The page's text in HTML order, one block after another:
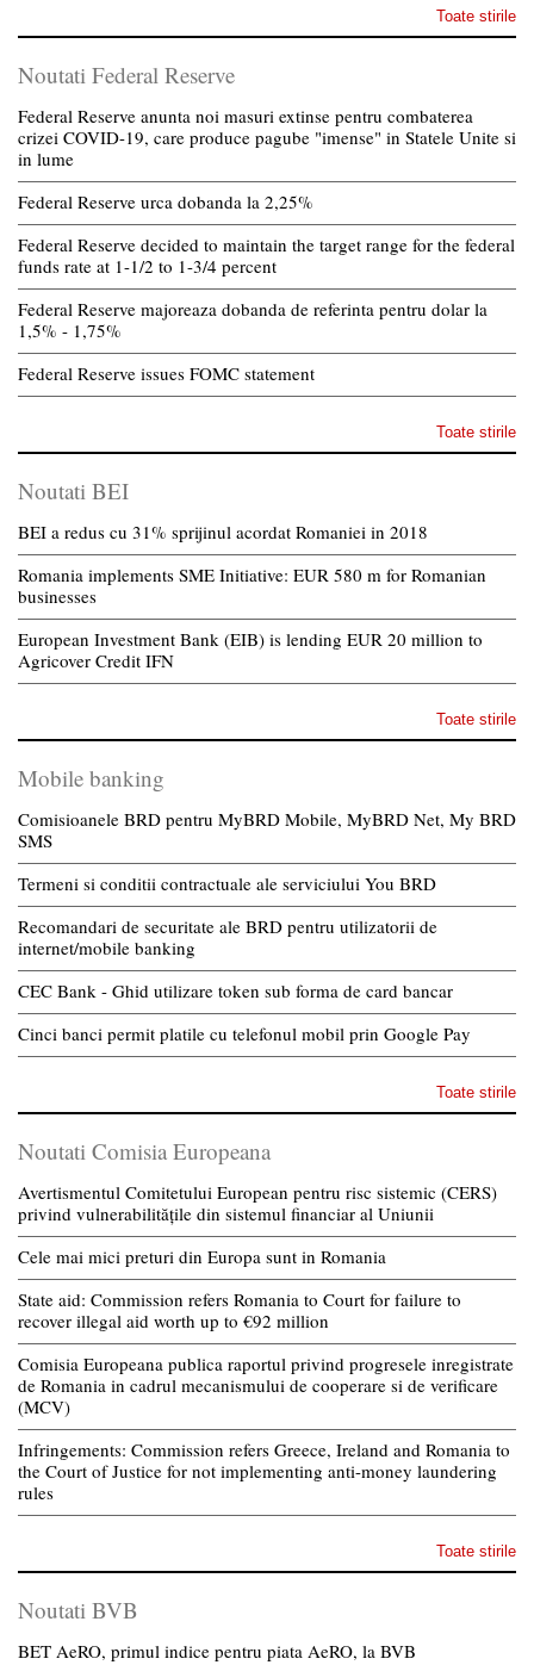
Toate stirile
Noutati Federal Reserve
Federal Reserve anunta noi masuri extinse pentru combaterea
crizei COVID-19, care produce pagube "imense" in Statele Unite si
in lume
Federal Reserve urca dobanda la 2,25%
Federal Reserve decided to maintain the target range for the federal
funds rate at 1-1/2 to 1-3/4 percent
Federal Reserve majoreaza dobanda de referinta pentru dolar la
1,5% - 1,75%
Federal Reserve issues FOMC statement
Toate stirile
Noutati BEI
BEI a redus cu 31% sprijinul acordat Romaniei in 2018
Romania implements SME Initiative: EUR 580 m for Romanian
businesses
European Investment Bank (EIB) is lending EUR 20 million to
Agricover Credit IFN
Toate stirile
Mobile banking
Comisioanele BRD pentru MyBRD Mobile, MyBRD Net, My BRD
SMS
Termeni si conditii contractuale ale serviciului You BRD
Recomandari de securitate ale BRD pentru utilizatorii de
internet/mobile banking
CEC Bank - Ghid utilizare token sub forma de card bancar
Cinci banci permit platile cu telefonul mobil prin Google Pay
Toate stirile
Noutati Comisia Europeana
Avertismentul Comitetului European pentru risc sistemic (CERS)
privind vulnerabilitățile din sistemul financiar al Uniunii
Cele mai mici preturi din Europa sunt in Romania
State aid: Commission refers Romania to Court for failure to
recover illegal aid worth up to €92 million
Comisia Europeana publica raportul privind progresele inregistrate
de Romania in cadrul mecanismului de cooperare si de verificare
(MCV)
Infringements: Commission refers Greece, Ireland and Romania to
the Court of Justice for not implementing anti-money laundering
rules
Toate stirile
Noutati BVB
BET AeRO, primul indice pentru piata AeRO, la BVB